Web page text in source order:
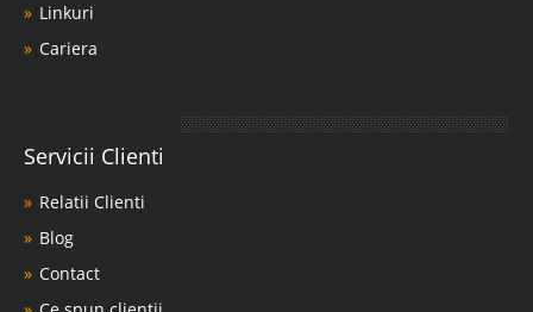
Linkuri
Cariera
Servicii Clienti
Relatii Clienti
Blog
Contact